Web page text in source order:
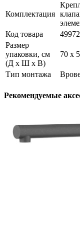
Комплектация
Код товара
Размер
упаковки, см
(Д х Ш х В)
70 х
Тип монтажа
Рекомендуемые